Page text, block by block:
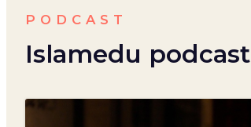
PODCAST
Islamedu podcast